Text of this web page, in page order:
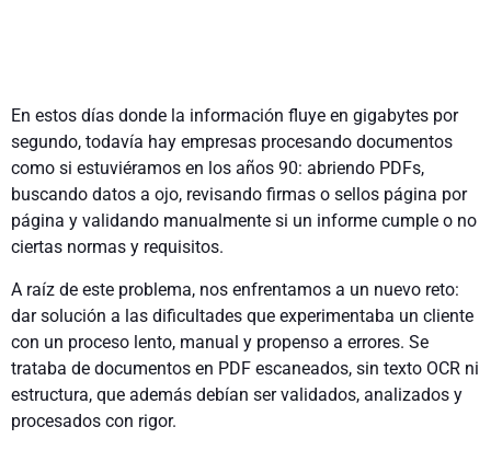
En estos días donde la información fluye en gigabytes por
segundo, todavía hay empresas procesando documentos
como si estuviéramos en los años 90: abriendo PDFs,
buscando datos a ojo, revisando firmas o sellos página por
página y validando manualmente si un informe cumple o no
ciertas normas y requisitos.
A raíz de este problema, nos enfrentamos a un nuevo reto:
dar solución a las dificultades que experimentaba un cliente
con un proceso lento, manual y propenso a errores. Se
trataba de documentos en PDF escaneados, sin texto OCR ni
estructura, que además debían ser validados, analizados y
procesados con rigor.